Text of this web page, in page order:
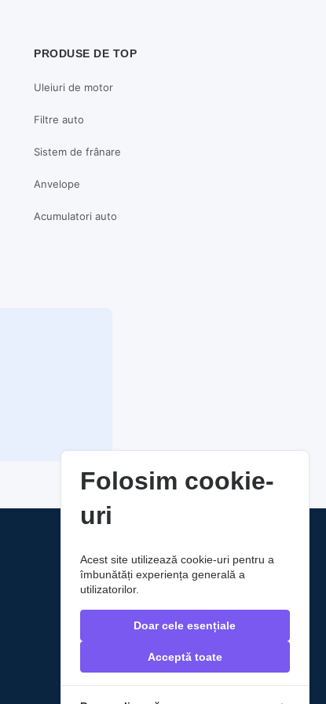
PRODUSE DE TOP
Uleiuri de motor
Filtre auto
Sistem de frânare
Anvelope
Acumulatori auto
Folosim cookie-
uri
Acest site utilizează cookie-uri pentru a
îmbunătăți experiența generală a
utilizatorilor.
Doar cele esențiale
Acceptă toate